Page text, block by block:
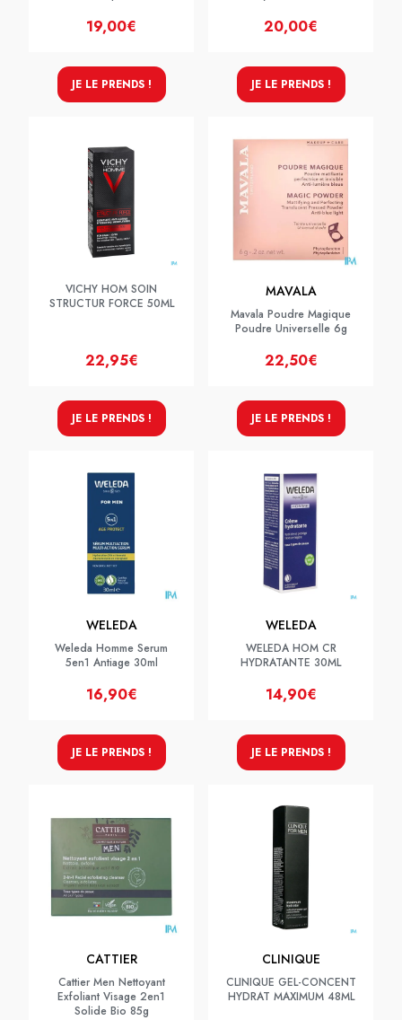
19,00€
JE LE PRENDS !
20,00€
JE LE PRENDS !
VICHY HOM SOIN
STRUCTUR FORCE 50ML
22,95€
JE LE PRENDS !
MAVALA
Mavala Poudre Magique
Poudre Universelle 6g
22,50€
JE LE PRENDS !
WELEDA
Weleda Homme Serum
5en1 Antiage 30ml
16,90€
JE LE PRENDS !
WELEDA
WELEDA HOM CR
HYDRATANTE 30ML
14,90€
JE LE PRENDS !
CATTIER
Cattier Men Nettoyant
Exfoliant Visage 2en1
Solide Bio 85g
CLINIQUE
CLINIQUE GEL-CONCENT
HYDRAT MAXIMUM 48ML